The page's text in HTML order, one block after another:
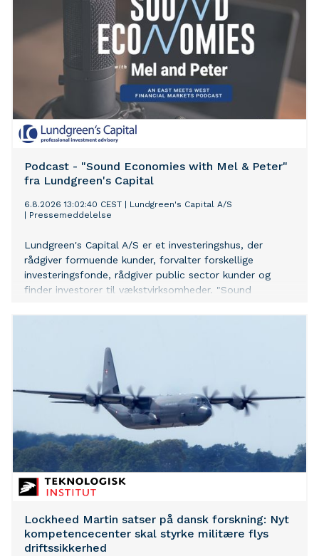
Podcast - "Sound Economies with Mel & Peter"
fra Lundgreen's Capital
6.8.2026 13:02:40 CEST
Lundgreen's Capital A/S
Pressemeddelelse
Lundgreen's Capital A/S er et investeringshus, der
rådgiver formuende kunder, forvalter forskellige
investeringsfonde, rådgiver public sector kunder og
finder investorer til vækstvirksomheder. "Sound
for Lundgreen's Capital A/S i København. Parret
diskuterrer forskellige udviklinger i det globale
finansmarked som de finder interessante, som de også
mener det har værdi, at investorer inddrager i deres
betragter. Værd at vide er, at alle de temaer, som Mel
og Peter bringer frem indgår i myriaden af elementer,
som Lundgreen's Capital bygger sine egne vurderinger
på, i rådgivningen af formuende kunder og forvaltningen
af selskabets investeringsfonde.
Lockheed Martin satser på dansk forskning: Nyt
kompetencecenter skal styrke militære flys
driftssikkerhed